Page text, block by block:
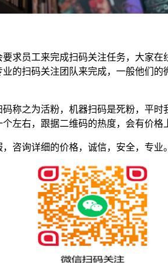
求员工来完成扫码关注任务，大家
的扫码关注团队来完成，一般他们
称之为活粉，机器扫码是死粉，平
左右，跟据二维码的热度，会有价格
咨询详细的价格，诚信，安全，专业。